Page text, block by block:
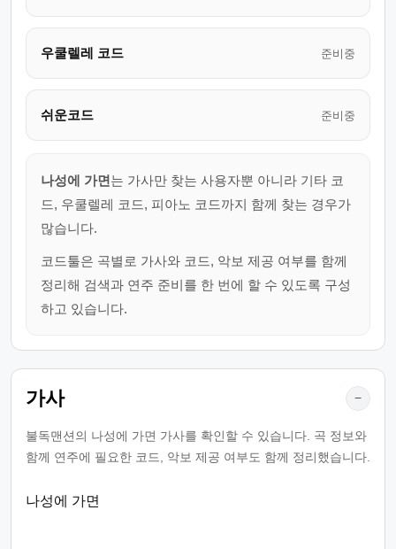
우쿨렐레 코드 준비중
쉬운코드 준비중
나성에 가면는 가사만 찾는 사용자뿐 아니라 기타 코
드, 우쿨렐레 코드, 피아노 코드까지 함께 찾는 경우가
많습니다.
코드툴은 곡별로 가사와 코드, 악보 제공 여부를 함께
정리해 검색과 연주 준비를 한 번에 할 수 있도록 구성
하고 있습니다.
가사 −
불독맨션의 나성에 가면 가사를 확인할 수 있습니다. 곡 정보와
함께 연주에 필요한 코드, 악보 제공 여부도 함께 정리했습니다.
나성에 가면